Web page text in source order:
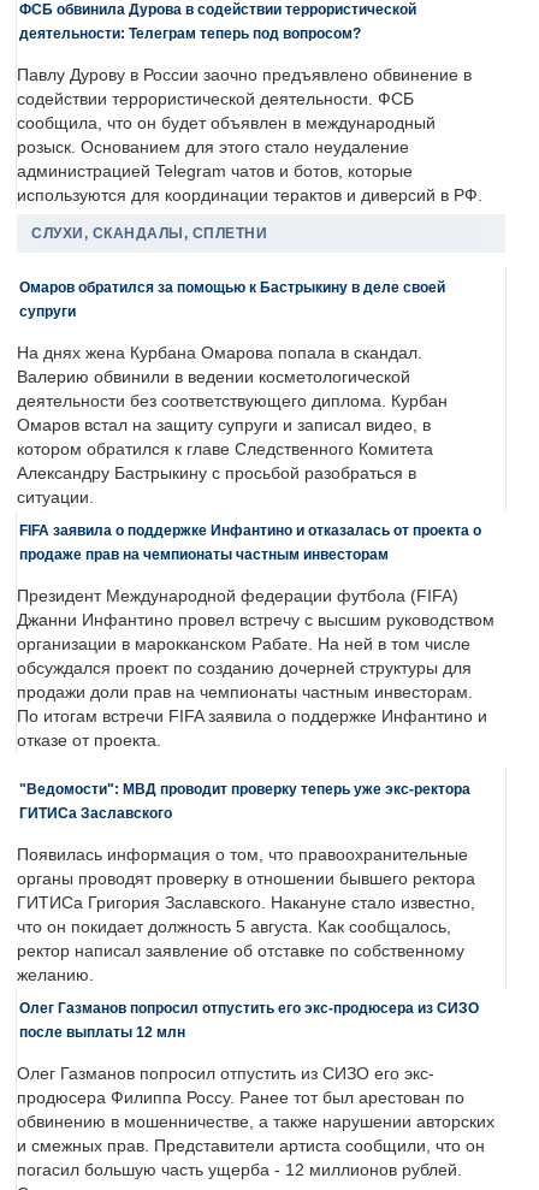
ФСБ обвинила Дурова в содействии террористической
деятельности: Телеграм теперь под вопросом?
Павлу Дурову в России заочно предъявлено обвинение в
содействии террористической деятельности. ФСБ
сообщила, что он будет объявлен в международный
розыск. Основанием для этого стало неудаление
администрацией Telegram чатов и ботов, которые
используются для координации терактов и диверсий в РФ.
СЛУХИ, СКАНДАЛЫ, СПЛЕТНИ
Омаров обратился за помощью к Бастрыкину в деле своей
супруги
На днях жена Курбана Омарова попала в скандал.
Валерию обвинили в ведении косметологической
деятельности без соответствующего диплома. Курбан
Омаров встал на защиту супруги и записал видео, в
котором обратился к главе Следственного Комитета
Александру Бастрыкину с просьбой разобраться в
ситуации.
FIFA заявила о поддержке Инфантино и отказалась от проекта о
продаже прав на чемпионаты частным инвесторам
Президент Международной федерации футбола (FIFA)
Джанни Инфантино провел встречу с высшим руководством
организации в марокканском Рабате. На ней в том числе
обсуждался проект по созданию дочерней структуры для
продажи доли прав на чемпионаты частным инвесторам.
По итогам встречи FIFA заявила о поддержке Инфантино и
отказе от проекта.
"Ведомости": МВД проводит проверку теперь уже экс-ректора
ГИТИСа Заславского
Появилась информация о том, что правоохранительные
органы проводят проверку в отношении бывшего ректора
ГИТИСа Григория Заславского. Накануне стало известно,
что он покидает должность 5 августа. Как сообщалось,
ректор написал заявление об отставке по собственному
желанию.
Олег Газманов попросил отпустить его экс-продюсера из СИЗО
после выплаты 12 млн
Олег Газманов попросил отпустить из СИЗО его экс-
продюсера Филиппа Россу. Ранее тот был арестован по
обвинению в мошенничестве, а также нарушении авторских
и смежных прав. Представители артиста сообщили, что он
погасил большую часть ущерба - 12 миллионов рублей.